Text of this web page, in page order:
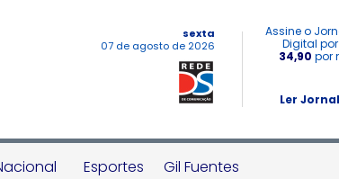
sexta
07 de agosto de 2026
Assine o
Digital
34,90 por
Ler Jornal
Esportes Gil Fuentes